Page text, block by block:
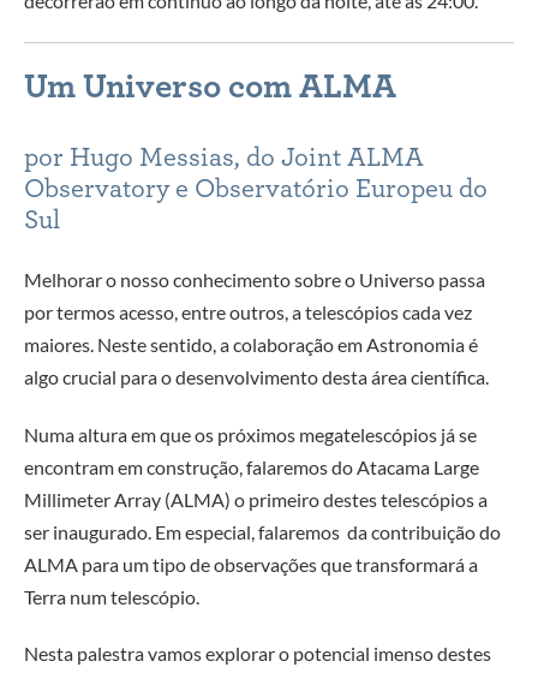
Um Universo com ALMA
por Hugo Messias, do Joint ALMA
Observatory e Observatório Europeu do
Sul
Melhorar o nosso conhecimento sobre o Universo passa
por termos acesso, entre outros, a telescópios cada vez
maiores. Neste sentido, a colaboração em Astronomia é
algo crucial para o desenvolvimento desta área científica.
Numa altura em que os próximos megatelescópios já se
encontram em construção, falaremos do Atacama Large
Millimeter Array (ALMA) o primeiro destes telescópios a
ser inaugurado. Em especial, falaremos da contribuição do
ALMA para um tipo de observações que transformará a
Terra num telescópio.
Nesta palestra vamos explorar o potencial imenso destes